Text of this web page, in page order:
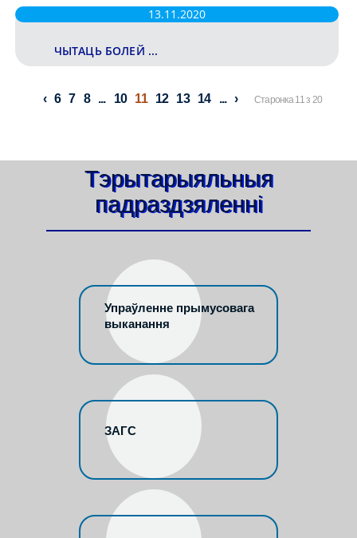
13.11.2020
ЧЫТАЦЬ БОЛЕЙ ...
6 7 8 ... 10 11 12 13 14 ... Старонка 11 з 20
Тэрытарыяльныя
падраздзяленні
Упраўленне прымусовага
выканання
ЗАГС